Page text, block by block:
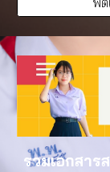
รวมเอกสา